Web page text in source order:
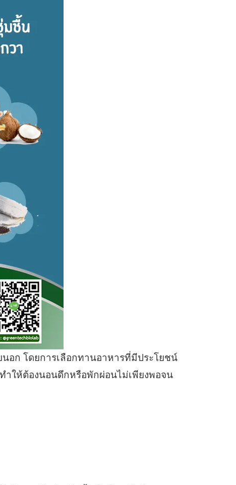
อก โดยการเลือกทานอาหารที่มีประโยชน์
ำให้ต้องนอนดึกหรือพักผ่อนไม่เพียงพอจน